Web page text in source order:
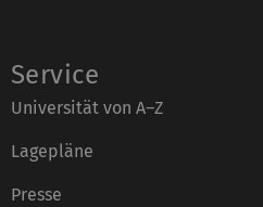
Service
Universität von A–Z
Lagepläne
Presse